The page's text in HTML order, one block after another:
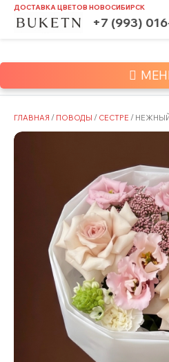
SkipДОСТАВКА ЦВЕТОВ НОВОСИБИРСК
+7 (993)
ГЛАВНАЯ / ПОВОДЫ / СЕСТРЕ /